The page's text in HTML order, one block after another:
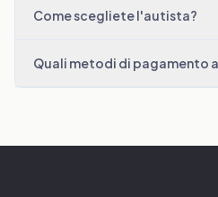
Come scegliete l'autista?
Quali metodi di pagamento